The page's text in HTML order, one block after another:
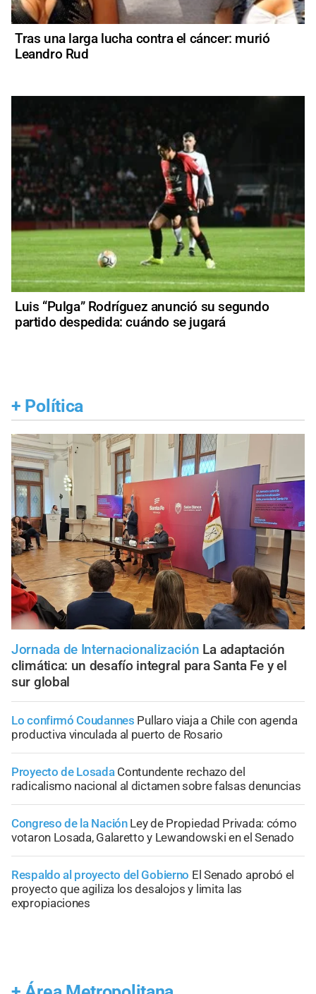
Tras una larga lucha contra el cáncer: murió
Leandro Rud
Luis “Pulga” Rodríguez anunció su segundo
partido despedida: cuándo se jugará
+ Política
Jornada de Internacionalización La adaptación
climática: un desafío integral para Santa Fe y el
sur global
Lo confirmó Coudannes Pullaro viaja a Chile con agenda
productiva vinculada al puerto de Rosario
Proyecto de Losada Contundente rechazo del
radicalismo nacional al dictamen sobre falsas denuncias
Congreso de la Nación Ley de Propiedad Privada: cómo
votaron Losada, Galaretto y Lewandowski en el Senado
Respaldo al proyecto del Gobierno El Senado aprobó el
proyecto que agiliza los desalojos y limita las
expropiaciones